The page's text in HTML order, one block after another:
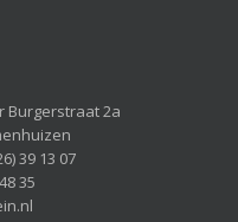
Burgerstraat 2a
39 13 07
35